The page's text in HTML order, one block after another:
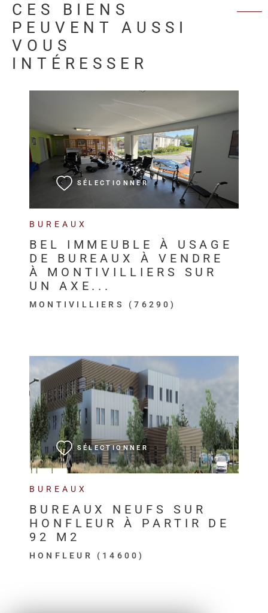
CES BIENS
PEUVENT AUSSI
VOUS
INTÉRESSER
BUREAUX
BEL IMMEUBLE À USAGE
DE BUREAUX À VENDRE
À MONTIVILLIERS SUR
UN AXE...
MONTIVILLIERS (76290)
SÉLECTIONNER
VOIR LE BIEN
BUREAUX
BUREAUX NEUFS SUR
HONFLEUR À PARTIR DE
92 M2
HONFLEUR (14600)
SÉLECTIONNER
VOIR LE BIEN